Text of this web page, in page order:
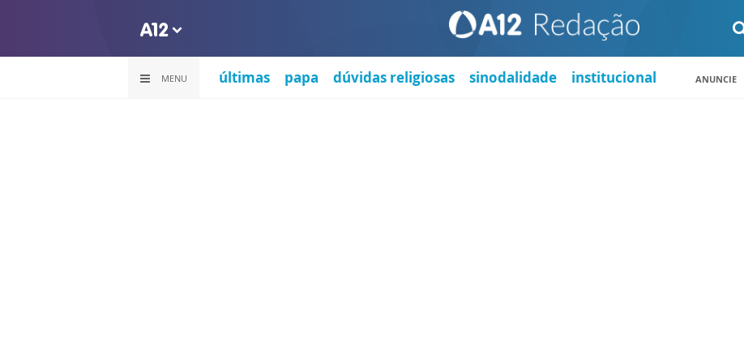
MENU últimas papa dúvidas religiosas sinodalidade institucional ANUNCIE